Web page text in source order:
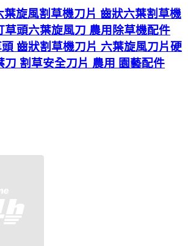
葉旋風割草機刀片 齒狀六葉割草機
草頭六葉旋風刀 農用除草機配件
齒狀割草機刀片 六葉旋風刀片硬
刀 割草安全刀片 農用 園藝配件